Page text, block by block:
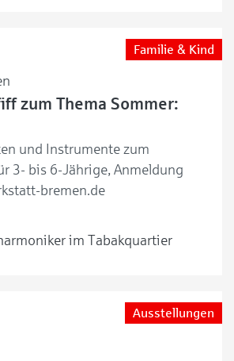
Familie & Kind
zum Thema Sommer:
und Instrumente zum
3- bis 6-Jährige, Anmeldung
bremen.de
im Tabakquartier
Ausstellungen